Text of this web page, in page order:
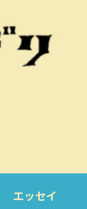
エッセイ